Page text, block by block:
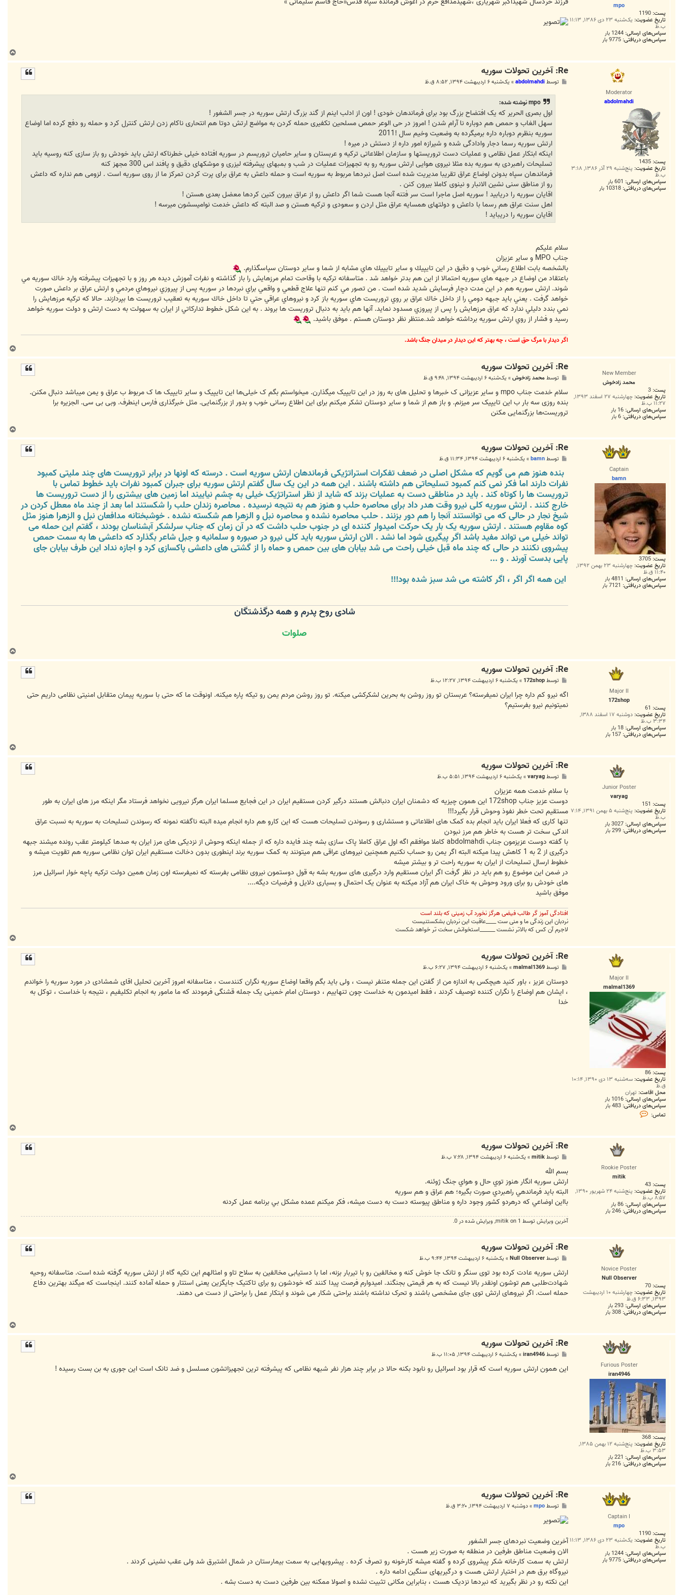
mpo
پست: 1190
تاریخ عضویت: یک‌شنبه ۲۳ دی ۱۳۸۶, ۱۱:۱۳
ب.ظ
سپاس‌های ارسالی: 1244 بار
سپاس‌های دریافتی: 9775 بار
ا
Moderator
abdolmahdi
پست: 1435
تاریخ عضویت: پنج‌شنبه ۲۹ آذر ۱۳۸۶, ۳:۱۸
ب.ظ
سپاس‌های ارسالی: 601 بار
سپاس‌های دریافتی: 10318 بار
Re: آخرين تحولات سوريه
توسطabdolmahdi
» یک‌شنبه ۶ اردیبهشت ۱۳۹۴, ۸:۵۲ ق.ظ
mpo نوشته شده:
ﺍﻭﻝ ﺑﺼﺮﯼ ﺍﻟﺤﺮﯾﺮ ﮐﻪ ﯾﮏ ﺍﻓﺘﻀﺎﺡ ﺑﺰﺭﮒ ﺑﻮﺩ ﺑﺮﺍﯼ ﻓﺮﻣﺎﻧﺪﻫﺎﻥ ﺧﻮﺩﯼ ! ﺍﻭﻥ ﺍﺯ ﺍﺩﻟﺐ ﺍﯾﻨﻢ ﺍﺯ ﮔﻨﺪ ﺑﺰﺭﮒ ﺍﺭﺗﺶ ﺳﻮﺭﯾﻪ ﺩﺭ ﺟﺴﺮ ﺍﻟﺸﻐﻮﺭ !
ﺳﻬﻞ ﺍﻟﻐﺎﺏ ﻭ ﺣﻤﺺ ﻫﻢ ﺩﻭﺑﺎﺭﻩ ﻧﺎ ﺁﺭﺍﻡ ﺷﺪﻥ ! ﺍﻣﺮﻭﺯ ﺩﺭ ﺣﯽ ﺍﻟﻮﻋﺮ ﺣﻤﺺ ﻣﺴﻠﺤﯿﻦ ﺗﮑﻔﯿﺮﯼ ﺣﻤﻠﻪ ﮐﺮﺩﻥ ﺑﻪ ﻣﻮﺍﺿﻊ ﺍﺭﺗﺶ ﺩﻭﺗﺎ ﻫﻢ ﺍﻧﺘﺤﺎﺭﯼ ﻧﺎﮐﺎﻡ ﺯﺩﻥ ﺍﺭﺗﺶ ﮐﻨﺘﺮﻝ ﮐﺮﺩ ﻭ ﺣﻤﻠﻪ ﺭﻭ ﺩﻓﻊ ﮐﺮﺩﻩ ﺍﻣﺎ ﺍﻭﺿﺎﻉ
ﺳﻮﺭﯾﻪ ﺑﻨﻈﺮﻡ ﺩﻭﺑﺎﺭﻩ ﺩﺍﺭﻩ ﺑﺮﻣﯿﮕﺮﺩﻩ ﺑﻪ ﻭﺿﻌﯿﺖ ﻭﺧﯿﻢ ﺳﺎﻝ !2011
ﺍﺭﺗﺶ ﺳﻮﺭﯾﻪ ﺭﺳﻤﺎ ﺩﺟﺎﺭ ﻭﺍﺩﺍﺩﮔﯽ ﺷﺪﻩ ﻭ ﺷﯿﺮﺍﺯﻩ ﺍﻣﻮﺭ ﺩﺍﺭﻩ ﺍﺯ ﺩﺳﺘﺶ ﺩﺭ ﻣﯿﺮﻩ !
ﺍﯾﻨﮑﻪ ﺍﺑﺘﮑﺎﺭ ﻋﻤﻞ ﻧﻈﺎﻣﯽ ﻭ ﻋﻤﻠﯿﺎﺕ ﺩﺳﺖ ﺗﺮﻭﺭﯾﺴﺘﻬﺎ ﻭ ﺳﺎﺯﻣﺎﻥ ﺍﻃﻼﻋﺎﺗﯽ ﺗﺮﮐﯿﻪ ﻭ ﻋﺮﺑﺴﺘﺎﻥ ﻭ ﺳﺎﯾﺮ ﺣﺎﻣﯿﺎﻥ ﺗﺮﻭﺭﯾﺴﻢ ﺩﺭ ﺳﻮﺭﯾﻪ ﺍﻓﺘﺎﺩﻩ ﺧﯿﻠﯽ ﺧﻄﺮﻧﺎﮐﻪ ﺍﺭﺗﺶ ﺑﺎﯾﺪ ﺧﻮﺩﺵ ﺭﻭ ﺑﺎﺯ ﺳﺎﺯﯼ ﮐﻨﻪ ﺭﻭﺳﯿﻪ ﺑﺎﯾﺪ
ﺗﺴﻠﯿﺤﺎﺕ ﺭﺍﻫﺒﺮﺩﯼ ﺑﻪ ﺳﻮﺭﯾﻪ ﺑﺪﻩ ﻣﺜﻼ ﻧﯿﺮﻭﯼ ﻫﻮﺍﯾﯽ ﺍﺭﺗﺶ ﺳﻮﺭﯾﻪ ﺭﻭ ﺑﻪ ﺗﺠﻬﯿﺰﺍﺕ ﻋﻤﻠﯿﺎﺕ ﺩﺭ ﺷﺐ ﻭ ﺑﻤﺒﻬﺎﯼ ﭘﯿﺸﺮﻓﺘﻪ ﻟﯿﺰﺭﯼ ﻭ ﻣﻮﺷﮑﻬﺎﯼ ﺩﻗﯿﻖ ﻭ ﭘﺎﻓﻨﺪ ﺍﺱ 300 ﻣﺠﻬﺰ ﮐﻨﻪ
ﻓﺮﻣﺎﻧﺪﻫﺎﻥ ﺳﭙﺎﻩ ﺑﺪﻭﻧﻦ ﺍﻭﺿﺎﻉ ﻋﺮﺍﻕ ﺗﻘﺮﯾﺒﺎ ﻣﺪﯾﺮﯾﺖ ﺷﺪﻩ ﺍﺳﺖ ﺍﺻﻞ ﻧﺒﺮﺩﻫﺎ ﻣﺮﺑﻮﻁ ﺑﻪ ﺳﻮﺭﯾﻪ ﺍﺳﺖ ﻭ ﺣﻤﻠﻪ ﺩﺍﻋﺶ ﺑﻪ ﻋﺮﺍﻕ ﺑﺮﺍﯼ ﭘﺮﺕ ﮐﺮﺩﻥ ﺗﻤﺮﮐﺰ ﻣﺎ ﺍﺯ ﺭﻭﯼ ﺳﻮﺭﯾﻪ ﺍﺳﺖ . ﻟﺰﻭﻣﯽ ﻫﻢ ﻧﺪﺍﺭﻩ ﮐﻪ ﺩﺍﻋﺶ
ﺭﻭ ﺍﺯ ﻣﻨﺎﻃﻖ ﺳﻨﯽ ﻧﺸﯿﻦ ﺍﻻﻧﺒﺎﺭ ﻭ ﻧﯿﻨﻮﯼ ﮐﺎﻣﻼ ﺑﯿﺮﻭﻥ ﮐﻨﻦ .
ﺍﻗﺎﯾﺎﻥ ﺳﻮﺭﯾﻪ ﺭﺍ ﺩﺭﯾﺎﺑﯿﺪ ! ﺳﻮﺭﯾﻪ ﺍﺻﻞ ﻣﺎﺟﺮﺍ ﺍﺳﺖ ﺳﺮ ﻓﺘﻨﻪ ﺁﻧﺠﺎ ﻫﺴﺖ ﺷﻤﺎ ﺍﮔﺮ ﺩﺍﻋﺶ ﺭﻭ ﺍﺯ ﻋﺮﺍﻕ ﺑﯿﺮﻭﻥ ﮐﻨﯿﻦ ﮐﺮﺩﻫﺎ ﻣﻌﻀﻞ ﺑﻌﺪﯼ ﻫﺴﺘﻦ !
ﺍﻫﻞ ﺳﻨﺖ ﻋﺮﺍﻕ ﻫﻢ ﺭﺳﻤﺎ ﺑﺎ ﺩﺍﻋﺶ ﻭ ﺩﻭﻟﺘﻬﺎﯼ ﻫﻤﺴﺎﯾﻪ ﻋﺮﺍﻕ ﻣﺜﻞ ﺍﺭﺩﻥ ﻭ ﺳﻌﻮﺩﯼ ﻭ ﺗﺮﮐﯿﻪ ﻫﺴﺘﻦ ﻭ ﺻﺪ ﺍﻟﺒﺘﻪ ﮐﻪ ﺩﺍﻋﺶ ﺧﺪﻣﺖ ﻧﻮﺍﻣﯿﺴﺸﻮﻥ ﻣﯿﺮﺳﻪ !
ﺍﻗﺎﯾﺎﻥ ﺳﻮﺭﯾﻪ ﺭﺍ ﺩﺭﯾﺒﺎﯾﺪ !
سلام عليكم
جناب MPO و ساير عزيزان
بالشخصه بابت اطلاع رساني خوب و دقيق در اين تايپيك و ساير تايپيك هاي مشابه از شما و ساير دوستان سپاسگذارم.
باعتقاد من اوضاع در جبهه هاي سوريه احتمالا از اين هم بدتر خواهد شد . متاسفانه تركيه با وقاحت تمام مرزهايش را باز گذاشته و نفرات آموزش ديده هر روز و با تجهيزات پيشرفته وارد خاك سوريه مي
شوند. ارتش سوريه هم در اين مدت دچار فرسايش شديد شده است . من تصور مي كنم تنها علاج قطعي و واقعي براي نبردها در سوريه پس از پيروزي نيروهاي مردمي و ارتش عراق بر داعش صورت
خواهد گرفت . يعني بايد جبهه دومي را از داخل خاك عراق بر روي تروريست هاي سوريه باز كرد و نيروهاي عراقي حتي تا داخل خاك سوريه به تعقيب تروريست ها بپردازند. حالا كه تركيه مرزهايش را
نمي بندد دليلي ندارد كه عراق مرزهايش را پس از پيروزي مسدود نمايد. آنها هم بايد به دنبال تروريست ها بروند . به اين شكل خطوط تداركاتي از ايران به سهولت به دست ارتش و دولت سوريه خواهد
رسيد و فشار از روي ارتش سوريه برداشته خواهد شد.منتظر نظر دوستان هستم . موفق باشيد.
اگر ديدار با مرگ حق است ، چه بهتر كه اين ديدار در ميدان جنگ باشد.
ا
New Member
محمد زادخوش
پست: 3
تاریخ عضویت: چهارشنبه ۲۷ اسفند ۱۳۹۳,
۱۱:۲۷ ب.ظ
سپاس‌های ارسالی: 16 بار
سپاس‌های دریافتی: 6 بار
Re: آخرين تحولات سوريه
ت
توسطمحمد زادخوش» یک‌شنبه ۶ اردیبهشت ۱۳۹۴, ۹:۴۸ ق.ظ
سلام خدمت جناب mpo و سایر عزیزانی ک خبرها و تحلیل های به روز در این تایپیک میگذارن. میخواستم بگم ک خیلی‌ها این تایپیک و سایر تایپیک ها ک مربوط ب عراق و یمن میباشد دنبال مکنن.
بنده روزی سه بار ب این تایپیک سر میزنم. و باز هم از شما و سایر دوستان تشکر میکنم برای این اطلاع رسانی خوب و بدور از بزرگنمایی. مثل خبرگذاری فارس اینطرف. وبی بی سی. الجزیره برا
تروریست‌ها بزرگنمایی مکنن
ا
Captain
bamn
پست: 3705
تاریخ عضویت: چهارشنبه ۲۳ بهمن ۱۳۹۲,
۱۱:۴۰ ق.ظ
سپاس‌های ارسالی: 4811 بار
سپاس‌های دریافتی: 7121 بار
Re: آخرين تحولات سوريه
ت
توسطbamn
» یک‌شنبه ۶ اردیبهشت ۱۳۹۴, ۱۱:۳۴ ق.ظ
بنده هنوز هم می گویم که مشکل اصلی در ضعف تفکرات استراتژیکی فرماندهان ارتش سوریه است . درسته که اونها در برابر تروریست های چند ملیتی کمبود
نفرات دارند اما فکر نمی کنم کمبود تسلیحاتی هم داشته باشند . این همه در این یک سال گفتم ارتش سوریه برای جبران کمبود نفرات باید خطوط تماس با
تروریست ها را کوتاه کند . باید در مناطقی دست به عملیات بزند که شاید از نظر استراتژیک خیلی به چشم نیاییند اما زمین های بیشتری را از دست تروریست ها
خارج کنند . ارتش سوریه کلی نیرو وقت هدر داد برای محاصره حلب و هنوز هم به نتیجه نرسیده . محاصره زندان حلب را شکستند اما بعد از چند ماه معطل کردن در
شیخ نجار در حالی که می توانستند آنجا را هم دور بزنند . حلب محاصره نشده و محاصره نبل و الزهرا هم شکسته نشده . خوشبختانه مدافعان نبل و الزهرا هنوز مثل
کوه مقاوم هستند . ارتش سوریه یک بار یک حرکت امیدوار کننده ای در جنوب حلب داشت که در آن زمان که جناب سرلشکر آبشناسان بودند ، گفتم این حمله می
تواند خیلی می تواند مفید باشد اگر پیگیری شود اما نشد . الان ارتش سوریه باید کلی نیرو در صبوره و سلمانیه و جبل شاعر بگذارد که داعشی ها به سمت حمص
پیشروی نکنند در حالی که چند ماه قبل خیلی راحت می شد بیابان های بین حمص و حماه را از گشتی های داعشی پاکسازی کرد و اجازه نداد این طرف بیابان جای
پایی بدست آورند . و ...
این همه اگر اگر ، اگر کاشته می شد سبز شده بود!!!
شادی روح پدرم و همه درگذشتگان
صلوات
ا
Major II
172shop
پست: 61
تاریخ عضویت: دوشنبه ۱۷ اسفند ۱۳۸۸,
۳:۳۴ ب.ظ
سپاس‌های ارسالی: 18 بار
سپاس‌های دریافتی: 157 بار
Re: آخرين تحولات سوريه
ت
توسط172shop
» یک‌شنبه ۶ اردیبهشت ۱۳۹۴, ۱۲:۲۷ ب.ظ
اگه نیرو کم داره چرا ایران نمیفرسته؟ عربستان تو روز روشن به بحرین لشکرکشی میکنه. تو روز روشن مردم یمن رو تیکه پاره میکنه. اونوقت ما که حتی با سوریه پیمان متقابل امنیتی نظامی داریم حتی
نمیتونیم نیرو بفرستیم؟
ا
Junior Poster
varyag
پست: 151
تاریخ عضویت: پنج‌شنبه ۵ بهمن ۱۳۹۱, ۷:۱۴
ب.ظ
سپاس‌های ارسالی: 3027 بار
سپاس‌های دریافتی: 299 بار
Re: آخرين تحولات سوريه
ت
توسطvaryag
» یک‌شنبه ۶ اردیبهشت ۱۳۹۴, ۵:۵۱ ب.ظ
با سلام خدمت همه عزیزان
دوست عزیز جناب 172shop این همون چیزیه که دشمنان ایران دنبالش هستند درگیر کردن مستقیم ایران در این فجایع مسلما ایران هرگز نیرویی نخواهد فرستاد مگر اینکه مرز های ایران به طور
مستقیم تحت خطر نفوذ وحوش قرار بگیرد!!!
تنها کاری که فعلا ایران باید انجام بده کمک های اطلاعاتی و مستشاری و رسوندن تسلیحات هست که این کارو هم داره انجام میده البته ناگفته نمونه که رسوندن تسلیحات به سوریه به نسبت عراق
اندکی سخت تر هست به خاطر هم مرز نبودن
با گفته دوست عزیزمون جناب abdolmahdi کاملا موافقم اگه اول عراق کاملا پاک سازی بشه چند فایده داره که از جمله اینکه وحوش از نزدیکی های مرز ایران به صدها کیلومتر عقب رونده میشند جبهه
درگیری از 2 به 1 کاهش پیدا میکنه البته اگر یمن رو حساب نکنیم همچنین نیروهای عراقی هم میتونند به کمک سوریه برند اینطوری بدون دخالت مستقیم ایران توان نظامی سوریه هم تقویت میشه و
خطوط ارسال تسلیحات از ایران به سوریه راحت تر و بیشتر میشه
در ضمن این موضوع رو هم باید در نظر گرفت اگر ایران مستقیم وارد درگیری های سوریه بشه به قول دوستمون نیروی نظامی بفرسته که نمیفرسته اون زمان همین دولت ترکیه پاچه خوار اسرائیل مرز
های خودش رو برای ورود وحوش به خاک ایران هم آزاد میکنه به عنوان یک احتمال و بسیاری دلایل و فرضیات دیگه....
موفق باشید
افتادگی آموز گر طالب فیضی هرگز نخورد آب زمینی که بلند است
نردبان این زندگی ما و منی ست ____عاقبت این نردبان بشکستنیست
لاجرم آن کس که بالاتر نشست ______استخوانش سخت تر خواهد شکست
ا
Major II
malmal1369
پست: 86
تاریخ عضویت: سه‌شنبه ۱۳ دی ۱۳۹۰, ۱۰:۱۴
ق.ظ
محل اقامت: تهران
سپاس‌های ارسالی: 1016 بار
سپاس‌های دریافتی: 483 بار
تماس:
ت
m
a
6
Re: آخرين تحولات سوريه
ت
توسطmalmal1369
» یک‌شنبه ۶ اردیبهشت ۱۳۹۴, ۶:۲۷ ب.ظ
دوستان عزیز ، باور کنید هیچکس به اندازه من از گفتن این جمله متنفر نیست ، ولی باید بگم واقعا اوضاع سوریه نگران کنندست ، متاسفانه امروز آخرین تحلیل اقای شمشادی در مورد سوریه را خواندم
، ایشان هم اوضاع را نگران کننده توصیف کردند ، فقط امیدمون به خداست چون تنهاییم ، دوستان امام خمینی یک جمله قشنگی فرمودند که ما مامور به انجام تکلیفیم ، نتیجه با خداست ، توکل به
خدا
ا
Rookie Poster
mitik
پست: 43
تاریخ عضویت: پنج‌شنبه ۲۴ شهریور ۱۳۹۰,
۸:۵۷ ب.ظ
سپاس‌های ارسالی: 86 بار
سپاس‌های دریافتی: 246 بار
Re: آخرين تحولات سوريه
ت
توسطmitik
» یک‌شنبه ۶ اردیبهشت ۱۳۹۴, ۷:۲۸ ب.ظ
بسم الله
ارتش سوريه انگار هنوز توي حال و هواي جنگ ژوئنه.
البته بايد فرماندهي راهبردي صورت بگيره؛ هم عراق و هم سوريه
بااين اوضاعي كه درهردو كشور وجود داره و مناطق پيوسته دست به دست ميشه، فكر ميكنم عمده مشكل بي برنامه عمل كردنه
آخرین ويرايش توسط 1 on mitik, ويرايش شده در 0.
ا
Novice Poster
Null Observer
پست: 70
تاریخ عضویت: چهارشنبه ۱۰ اردیبهشت
۱۳۹۳, ۶:۳۳ ق.ظ
سپاس‌های ارسالی: 293 بار
سپاس‌های دریافتی: 308 بار
Re: آخرين تحولات سوريه
ت
توسطNull Observer
» یک‌شنبه ۶ اردیبهشت ۱۳۹۴, ۹:۴۴ ب.ظ
ارتش سوریه عادت کرده بود توی سنگر و تانک جا خوش کنه و مخالفین رو با تیربار بزنه، اما با دستیابی مخالفین به سلاح تاو و امثالهم این تکیه گاه از ارتش سوریه گرفته شده است. متاسفانه روحیه
شهادت‌طلبی هم توشون اونقدر بالا نیست که به هر قیمتی بجنگند. امیدوارم فرصت پیدا کنند که خودشون رو برای تاکتیک جایگزین یعنی استتار و حمله آماده کنند. اینجاست که میگند بهترین دفاع
حمله است. اگر نیروهای ارتش توی جای مشخصی باشند و تحرک نداشته باشند براحتی شکار می شوند و ابتکار عمل را براحتی از دست می دهند.
ا
Furious Poster
iran4946
پست: 368
تاریخ عضویت: پنج‌شنبه ۱۲ بهمن ۱۳۸۵,
۳:۵۳ ب.ظ
سپاس‌های ارسالی: 221 بار
سپاس‌های دریافتی: 216 بار
Re: آخرين تحولات سوريه
ت
توسطiran4946
» یک‌شنبه ۶ اردیبهشت ۱۳۹۴, ۱۱:۰۵ ب.ظ
این همون ارتش سوریه است که قرار بود اسرائیل رو نابود بکنه حالا در برابر چند هزار نفر شبهه نظامی که پیشرفته ترین تجهیزاتشون مسلسل و ضد تانک است این جوری به بن بست رسیده !
ا
Captain I
mpo
پست: 1190
تاریخ عضویت: یک‌شنبه ۲۳ دی ۱۳۸۶, ۱۱:۱۳
ب.ظ
سپاس‌های ارسالی: 1244 بار
سپاس‌های دریافتی: 9775 بار
Re: آخرين تحولات سوريه
ت
توسطmpo
»دوشنبه ۷ اردیبهشت ۱۳۹۴, ۳:۲۰ ق.ظ
ﺁﺧﺮﯾﻦ ﻭﺿﻌﯿﺖ ﻧﺒﺮﺩﻫﺎﯼ ﺟﺴﺮ ﺍﻟﺸﻐﻮﺭ
ﺍﻻﻥ ﻭﺿﻌﯿﺖ ﻣﻨﺎﻃﻖ ﻃﺮﻓﯿﻦ ﺩﺭ ﻣﻨﻄﻘﻪ ﺑﻪ ﺻﻮﺭﺕ ﺯﯾﺮ ﻫﺴﺖ .
ﺍﺭﺗﺶ ﺑﻪ ﺳﻤﺖ ﮐﺎﺭﺧﺎﻧﻪ ﺷﮑﺮ ﭘﯿﺸﺮﻭﯼ ﮐﺮﺩﻩ ﻭ ﮔﻔﺘﻪ ﻣﯿﺸﻪ ﮐﺎﺭﺧﻮﻧﻪ ﺭﻭ ﺗﺼﺮﻑ ﮐﺮﺩﻩ . ﭘﯿﺸﺮﻭﯾﻬﺎﯾﯽ ﺑﻪ ﺳﻤﺖ ﺑﯿﻤﺎﺭﺳﺘﺎﻥ ﺩﺭ ﺷﻤﺎﻝ ﺍﺷﺘﺒﺮﻕ ﺷﺪ ﻭﻟﯽ ﻋﻘﺐ ﻧﺸﯿﻨﯽ ﮐﺮﺩﻧﺪ .
ﻧﯿﺮﻭﮔﺎﻩ ﺑﺮﻕ ﻫﻢ ﺩﺭ ﺍﺧﺘﯿﺎﺭ ﺍﺭﺗﺶ ﻫﺴﺖ ﻭ ﺩﺭﮔﯿﺮﯾﻬﺎﯼ ﺳﻨﮕﯿﻦ ﺍﺩﺍﻣﻪ ﺩﺍﺭﻩ .
ﺍﯾﻦ ﻧﮑﺘﻪ ﺭﻭ ﺩﺭ ﻧﻈﺮ ﺑﮕﯿﺮﯾﺪ ﮐﻪ ﻧﺒﺮﺩﻫﺎ ﻧﺰﺩﯾﮏ ﻫﺴﺖ ، ﺑﻨﺎﺑﺮﺍﯾﻦ ﻣﮑﺎﻧﯽ ﺗﺜﺒﯿﺖ ﻧﺸﺪﻩ ﻭ ﺍﺻﻮﻻ ﻣﻤﮑﻨﻪ ﺑﯿﻦ ﻃﺮﻓﯿﻦ ﺩﺳﺖ ﺑﻪ ﺩﺳﺖ ﺑﺸﻪ .